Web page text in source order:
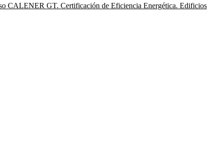
CALENER GT. Certificación de Eficiencia Energética. Edificios